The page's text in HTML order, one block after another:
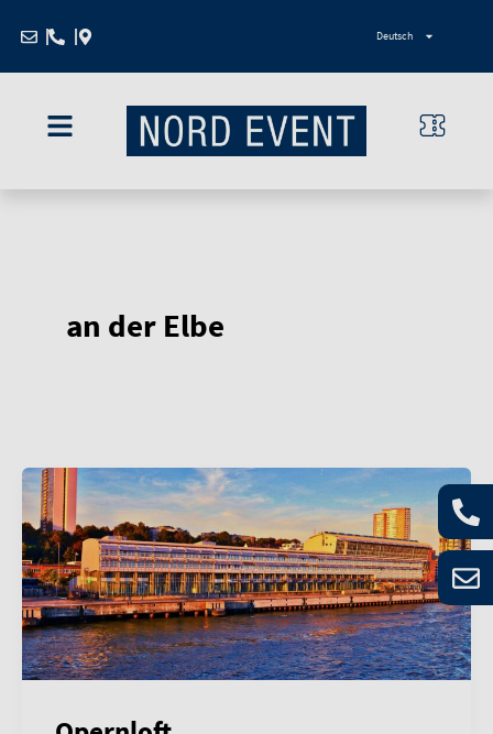
Inhalt
Deutsch
an der Elbe